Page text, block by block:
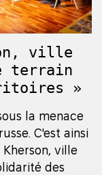
ville
terrain
»
la menace
C'est ainsi
ville
des